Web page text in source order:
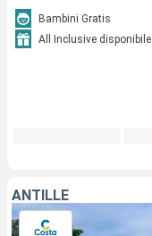
Bambini Gratis
All Inclusive disponibile
ANTILLE